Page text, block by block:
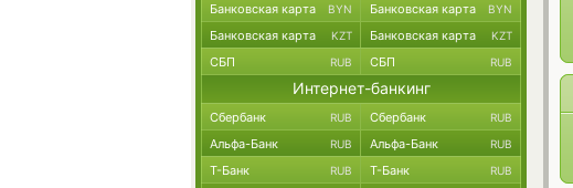
Банковская карта BYN Банковская карта BYN
Банковская карта KZT Банковская карта KZT
СБП RUB СБП RUB
Интернет-банкинг
Сбербанк RUB Сбербанк RUB
Альфа-Банк RUB Альфа-Банк RUB
Т-Банк RUB Т-Банк RUB